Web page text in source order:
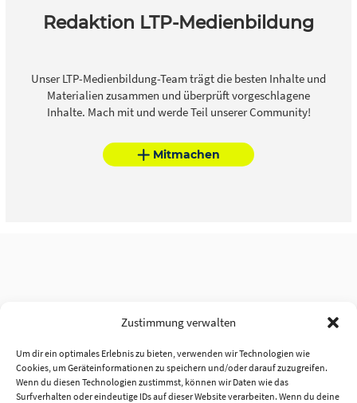
Zustimmung verwalten
Um dir ein optimales Erlebnis zu bieten, verwenden wir Technologien wie
Cookies, um Geräteinformationen zu speichern und/oder darauf zuzugreifen.
Wenn du diesen Technologien zustimmst, können wir Daten wie das
Surfverhalten oder eindeutige IDs auf dieser Website verarbeiten. Wenn du deine
Redaktion LTP-Medienbildung
Unser LTP-Medienbildung-Team trägt die besten Inhalte und
Materialien zusammen und überprüft vorgeschlagene
Inhalte. Mach mit und werde Teil unserer Community!
Mitmachen